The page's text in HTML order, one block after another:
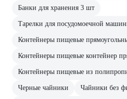
Банки для хранения 3 шт
Тарелки для посудомоечной
Контейнеры пищевые
Контейнеры пищевые контейнер
Контейнеры пищевые из
Черные чайники Чайники без